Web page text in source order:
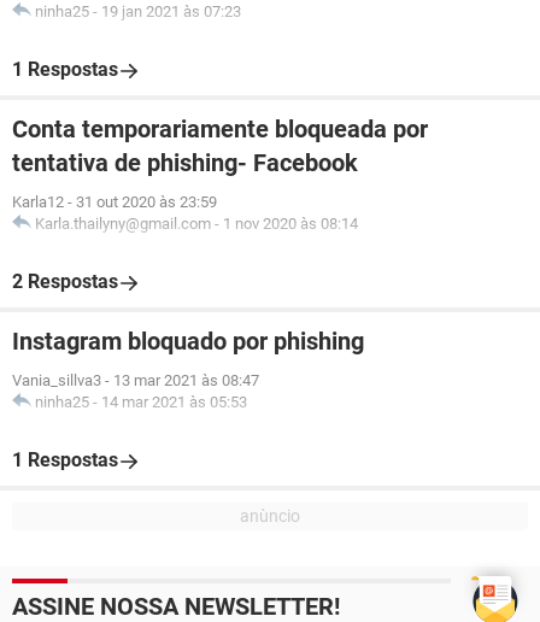
ninha25 - 19 jan 2021 às 07:23
1 Respostas
Conta temporariamente bloqueada por
tentativa de phishing- Facebook
Karla12 - 31 out 2020 às 23:59
Karla.thailyny@gmail.com - 1 nov 2020 às 08:14
2 Respostas
Instagram bloquado por phishing
Vania_sillva3 - 13 mar 2021 às 08:47
ninha25 - 14 mar 2021 às 05:53
1 Respostas
ASSINE NOSSA NEWSLETTER!